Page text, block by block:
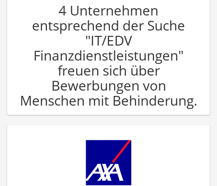
4 Unternehmen
entsprechend der Suche
"IT/EDV
Finanzdienstleistungen"
freuen sich über
Bewerbungen von
Menschen mit Behinderung.